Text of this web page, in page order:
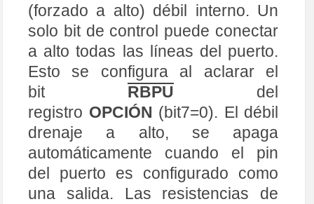
(forzado a alto) débil interno. Un
solo bit de control puede conectar
a alto todas las líneas del puerto.
Esto se configura al aclarar el
bit RBPU del
registro OPCIÓN (bit7=0). El débil
drenaje a alto, se apaga
automáticamente cuando el pin
del puerto es configurado como
una salida. Las resistencias de